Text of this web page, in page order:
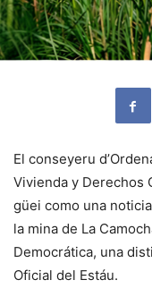
El conseyeru
Vivienda y Derechos
güei como una
la mina de La
Democrática, una
Oficial del Estáu.